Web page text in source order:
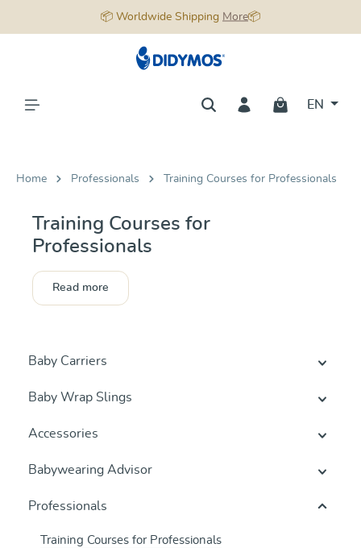
📦 Worldwide Shipping More📦
EN
Home Professionals Training Courses for Professionals
Training Courses for
Professionals
Read more
Baby Carriers
Baby Wrap Slings
Accessories
Babywearing Advisor
Professionals
Training Courses for Professionals